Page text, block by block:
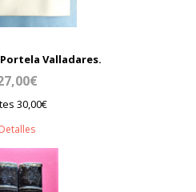
Valladares.
30,00€
Detalles